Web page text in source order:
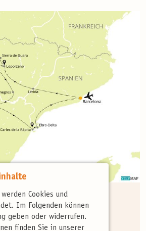
Cookies und
Im Folgenden können
geben oder widerrufen.
finden Sie in unserer
Personen
GmbH